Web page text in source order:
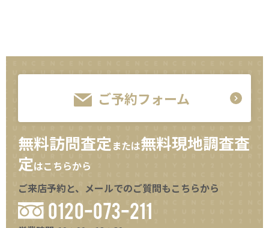
ご予約フォーム
無料訪問査定または無料現地調査査
定はこちらから
ご来店予約と、メールでのご質問もこちらから
0120-073-211